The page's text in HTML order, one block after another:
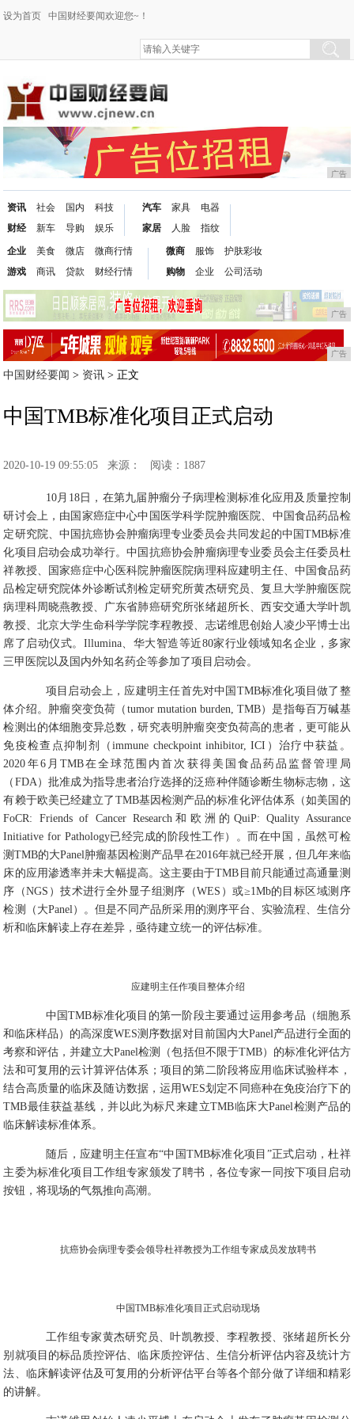
设为首页 中国财经要闻欢迎您~！
广告
资讯
财经
社会
新车
国内
导购
科技
娱乐
汽车
家居
家具
人脸
电器
指纹
企业
游戏
美食
商讯
微店
贷款
微商行情
财经行情
微商
购物
服饰
企业
护肤彩妆
公司活动
广告
广告
中国财经要闻 > 资讯 > 正文
中国TMB标准化项目正式启动
2020-10-19 09:55:05 来源： 阅读：1887
10月18日，在第九届肿瘤分子病理检测标准化应用及质量控制
研讨会上，由国家癌症中心中国医学科学院肿瘤医院、中国食品药品检
定研究院、中国抗癌协会肿瘤病理专业委员会共同发起的中国TMB标准
化项目启动会成功举行。中国抗癌协会肿瘤病理专业委员会主任委员杜
祥教授、国家癌症中心医科院肿瘤医院病理科应建明主任、中国食品药
品检定研究院体外诊断试剂检定研究所黄杰研究员、复旦大学肿瘤医院
病理科周晓燕教授、广东省肺癌研究所张绪超所长、西安交通大学叶凯
教授、北京大学生命科学学院李程教授、志诺维思创始人凌少平博士出
席了启动仪式。Illumina、华大智造等近80家行业领域知名企业，多家
三甲医院以及国内外知名药企等参加了项目启动会。
项目启动会上，应建明主任首先对中国TMB标准化项目做了整
体介绍。肿瘤突变负荷（tumor mutation burden, TMB）是指每百万碱基
检测出的体细胞变异总数，研究表明肿瘤突变负荷高的患者，更可能从
免疫检查点抑制剂（immune checkpoint inhibitor, ICI）治疗中获益。
2020年6月TMB在全球范围内首次获得美国食品药品监督管理局
（FDA）批准成为指导患者治疗选择的泛癌种伴随诊断生物标志物，这
有赖于欧美已经建立了TMB基因检测产品的标准化评估体系（如美国的
FoCR: Friends of Cancer Research和欧洲的QuiP: Quality Assurance
Initiative for Pathology已经完成的阶段性工作）。而在中国，虽然可检
测TMB的大Panel肿瘤基因检测产品早在2016年就已经开展，但几年来临
床的应用渗透率并未大幅提高。这主要由于TMB目前只能通过高通量测
序（NGS）技术进行全外显子组测序（WES）或≥1Mb的目标区域测序
检测（大Panel）。但是不同产品所采用的测序平台、实验流程、生信分
析和临床解读上存在差异，亟待建立统一的评估标准。
应建明主任作项目整体介绍
中国TMB标准化项目的第一阶段主要通过运用参考品（细胞系
和临床样品）的高深度WES测序数据对目前国内大Panel产品进行全面的
考察和评估，并建立大Panel检测（包括但不限于TMB）的标准化评估方
法和可复用的云计算评估体系；项目的第二阶段将应用临床试验样本，
结合高质量的临床及随访数据，运用WES划定不同癌种在免疫治疗下的
TMB最佳获益基线，并以此为标尺来建立TMB临床大Panel检测产品的
临床解读标准体系。
随后，应建明主任宣布“中国TMB标准化项目”正式启动，杜祥
主委为标准化项目工作组专家颁发了聘书，各位专家一同按下项目启动
按钮，将现场的气氛推向高潮。
抗癌协会病理专委会领导杜祥教授为工作组专家成员发放聘书
中国TMB标准化项目正式启动现场
工作组专家黄杰研究员、叶凯教授、李程教授、张绪超所长分
别就项目的标品质控评估、临床质控评估、生信分析评估内容及统计方
法、临床解读评估及可复用的分析评估平台等各个部分做了详细和精彩
的讲解。